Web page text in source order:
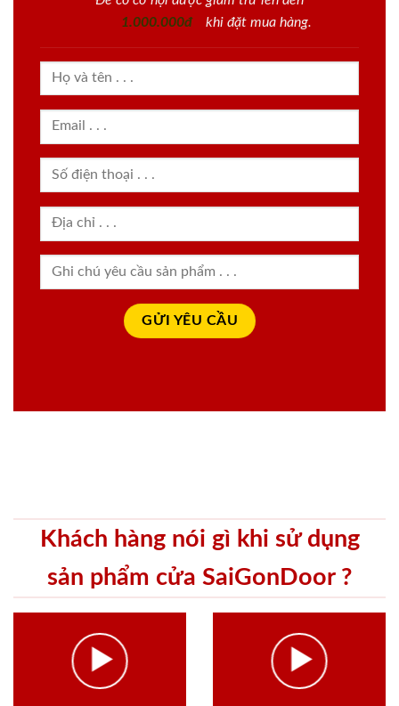
1.000.000đ
khi đặt mua hàng.
Khách hàng nói gì khi sử dụng
sản phẩm cửa SaiGonDoor ?